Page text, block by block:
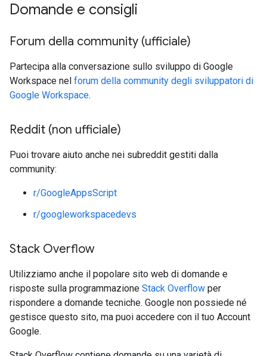
Domande e consigli
Forum della community (ufficiale)
Partecipa alla conversazione sullo sviluppo di Google
Workspace nel forum della community degli sviluppatori di
Google Workspace.
Reddit (non ufficiale)
Puoi trovare aiuto anche nei subreddit gestiti dalla
community:
r/GoogleAppsScript
r/googleworkspacedevs
Stack Overflow
Utilizziamo anche il popolare sito web di domande e
risposte sulla programmazione Stack Overflow per
rispondere a domande tecniche. Google non possiede né
gestisce questo sito, ma puoi accedere con il tuo Account
Google.